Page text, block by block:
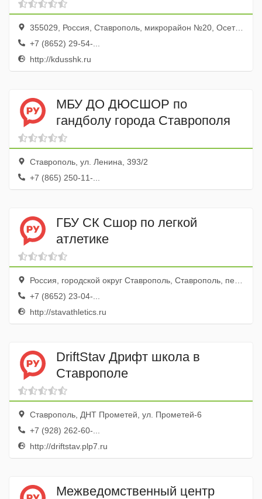
355029, Россия, Ставрополь, микрорайон №20, Осетинская улица, 5
+7 (8652) 29-54-...
http://kdusshk.ru
МБУ ДО ДЮСШОР по
гандболу города Ставрополя
Ставрополь, ул. Ленина, 393/2
+7 (865) 250-11-...
ГБУ СК Сшор по легкой
атлетике
Россия, городской округ Ставрополь, Ставрополь, переулок Ползунова, 6а
+7 (8652) 23-04-...
http://stavathletics.ru
DriftStav Дрифт школа в
Ставрополе
Ставрополь, ДНТ Прометей, ул. Прометей-6
+7 (928) 262-60-...
http://driftstav.plp7.ru
Межведомственный центр